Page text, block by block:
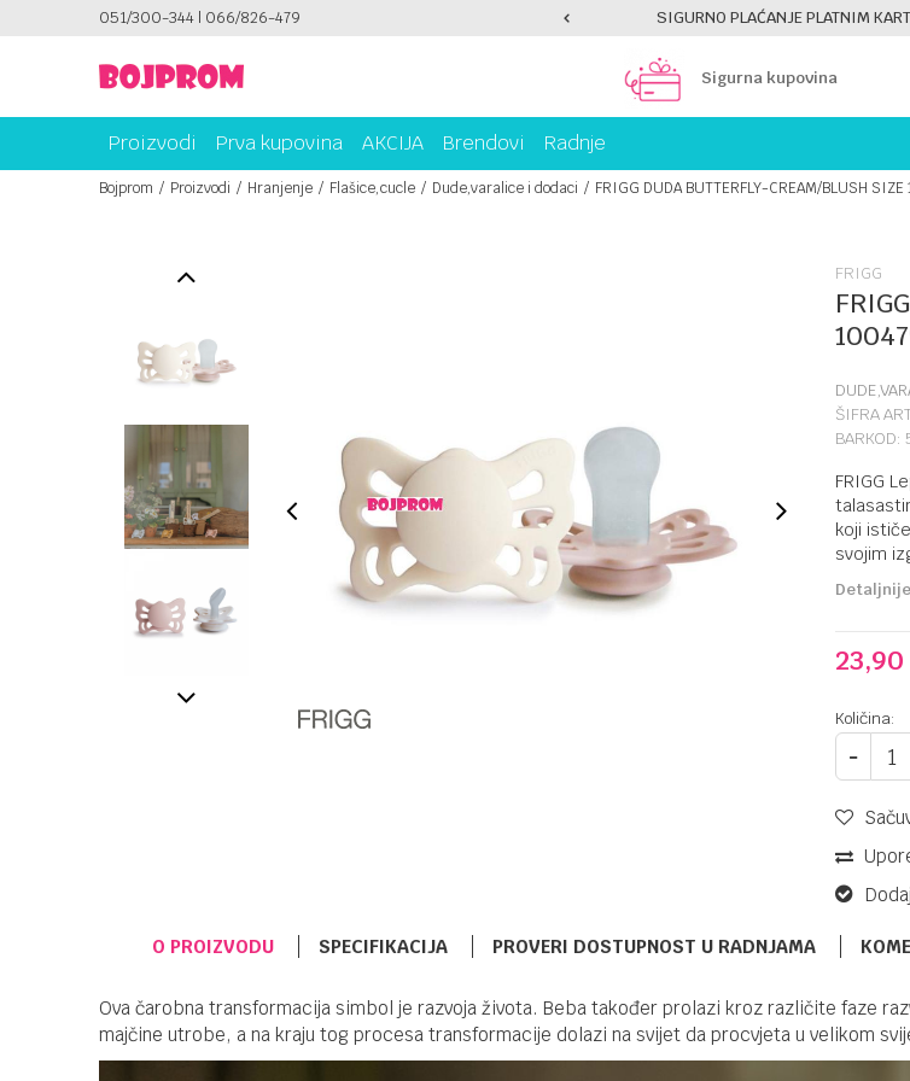
051/300-344 | 066/826-479
PLATI UNICREDIT KARTICOM NA RATE! SIGURNO PLAĆANJE PLATNIM KARTICAMA!
Sigurna kupovina
Proizvodi Prva kupovina AKCIJA Brendovi Radnje
Bojprom Proizvodi Hranjenje Flašice,cucle Dude,varalice i dodaci FRIGG DUDA BUTTERFLY-CREAM/BLUSH SIZE
FRIGG
ŠIFRA
BARKOD:
FRIGG
koji
svojim
Detaljnije
23,90
Količina:
O PROIZVODU SPECIFIKACIJA PROVERI DOSTUPNOST U RADNJAMA
Ova čarobna transformacija simbol je razvoja života. Beba također prolazi kroz različite faze
majčine utrobe, a na kraju tog procesa transformacije dolazi na svijet da procvjeta u velikom
DUDE,VARALICE I DODACI
DR BROWNS